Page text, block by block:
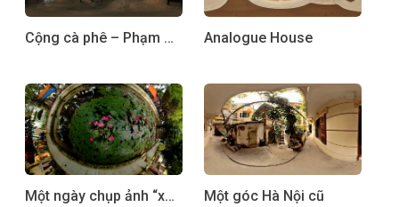
Cộng cà phê – Phạm Ngọc Thạch Analogue House
Một ngày chụp ảnh “xoay” cùng Yoshiyuki Kaneko tại Hà Nội Một góc Hà Nội cũ